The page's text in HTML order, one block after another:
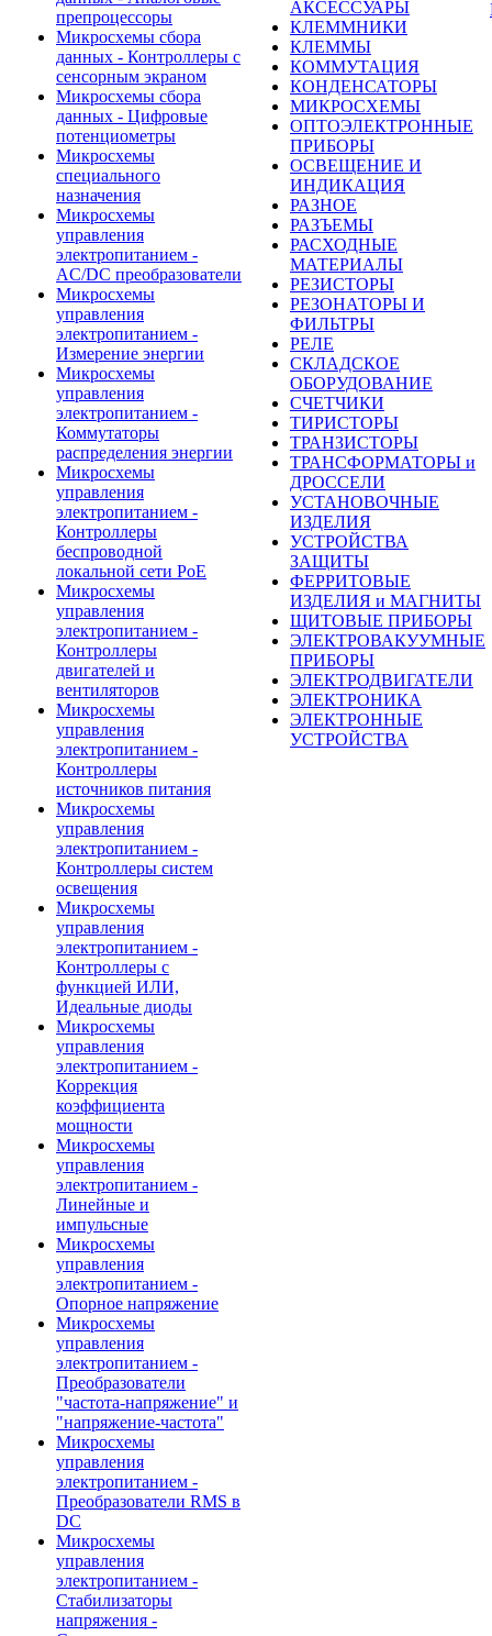
препроцессоры
Микросхемы сбора
данных - Контроллеры с
сенсорным экраном
Микросхемы сбора
данных - Цифровые
потенциометры
Микросхемы
специального
назначения
Микросхемы
управления
электропитанием -
AC/DC преобразователи
Микросхемы
управления
электропитанием -
Измерение энергии
Микросхемы
управления
электропитанием -
Коммутаторы
распределения энергии
Микросхемы
управления
электропитанием -
Контроллеры
беспроводной
локальной сети PoE
Микросхемы
управления
электропитанием -
Контроллеры
двигателей и
вентиляторов
Микросхемы
управления
электропитанием -
Контроллеры
источников питания
Микросхемы
управления
электропитанием -
Контроллеры систем
освещения
Микросхемы
управления
электропитанием -
Контроллеры с
функцией ИЛИ,
Идеальные диоды
Микросхемы
управления
электропитанием -
Коррекция
коэффициента
мощности
Микросхемы
управления
электропитанием -
Линейные и
импульсные
Микросхемы
управления
электропитанием -
Опорное напряжение
Микросхемы
управления
электропитанием -
Преобразователи
"частота-напряжение" и
"напряжение-частота"
Микросхемы
управления
электропитанием -
Преобразователи RMS в
DC
Микросхемы
управления
электропитанием -
Стабилизаторы
напряжения -
АКСЕССУАРЫ
КЛЕММНИКИ
КЛЕММЫ
КОММУТАЦИЯ
КОНДЕНСАТОРЫ
МИКРОСХЕМЫ
ОПТОЭЛЕКТРОННЫЕ
ПРИБОРЫ
ОСВЕЩЕНИЕ И
ИНДИКАЦИЯ
РАЗНОЕ
РАЗЪЕМЫ
РАСХОДНЫЕ
МАТЕРИАЛЫ
РЕЗИСТОРЫ
РЕЗОНАТОРЫ И
ФИЛЬТРЫ
РЕЛЕ
СКЛАДСКОЕ
ОБОРУДОВАНИЕ
СЧЕТЧИКИ
ТИРИСТОРЫ
ТРАНЗИСТОРЫ
ТРАНСФОРМАТОРЫ и
ДРОССЕЛИ
УСТАНОВОЧНЫЕ
ИЗДЕЛИЯ
УСТРОЙСТВА
ЗАЩИТЫ
ФЕРРИТОВЫЕ
ИЗДЕЛИЯ и МАГНИТЫ
ЩИТОВЫЕ ПРИБОРЫ
ЭЛЕКТРОВАКУУМНЫЕ
ПРИБОРЫ
ЭЛЕКТРОДВИГАТЕЛИ
ЭЛЕКТРОНИКА
ЭЛЕКТРОННЫЕ
УСТРОЙСТВА